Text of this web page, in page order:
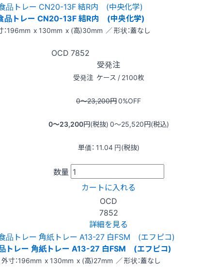
品トレー CN20-13F 結R内 (中央化学)
：196mm x 130mm x (高)30mm ／ 形状：蓋なし
OCD 7852
受発注
受発注 ケース / 2100枚
0〜23,200円0%OFF
0〜23,200円(税抜) 0〜25,520円(税込)
単価： 11.04 円(税抜)
数量
カートに入れる
OCD
7852
詳細を見る
トレー 角紙トレー A13-27 白FSM (エフピコ)
外寸：196mm x 130mm x (高)27mm ／ 形状：蓋なし